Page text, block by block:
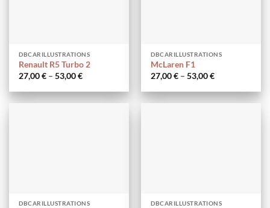
DBCARILLUSTRATIONS
Renault R5 Turbo 2
27,00€ –53,00€
DBCARILLUSTRATIONS
McLaren F1
27,00€ –53,00€
DBCARILLUSTRATIONS DBCARILLUSTRATIONS